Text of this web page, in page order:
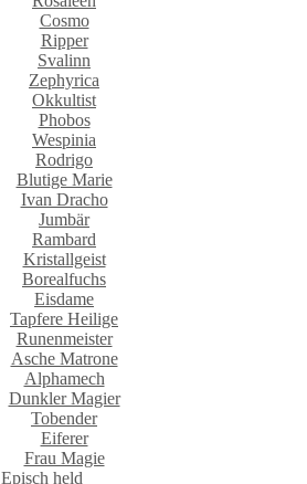
Cosmo
Ripper
Svalinn
Zephyrica
Okkultist
Phobos
Wespinia
Rodrigo
Blutige Marie
Ivan Dracho
Jumbär
Rambard
Kristallgeist
Borealfuchs
Eisdame
Tapfere Heilige
Runenmeister
Asche Matrone
Alphamech
Dunkler Magier
Tobender
Eiferer
Frau Magie
Episch held